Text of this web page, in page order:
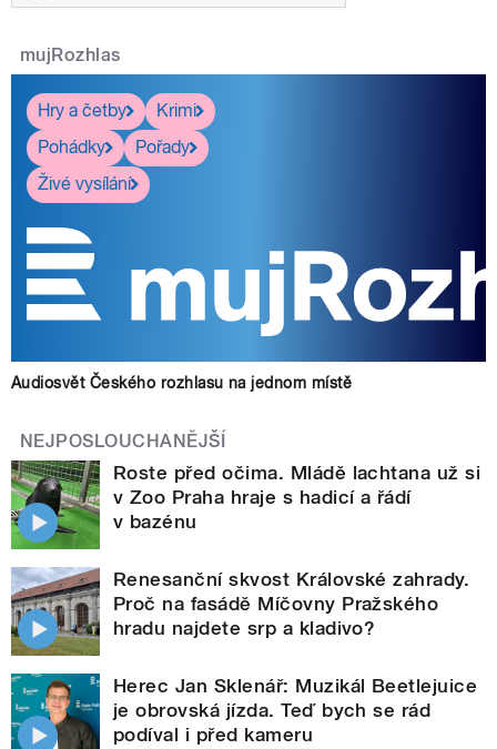
mujRozhlas
Hry a četby
Krimi
Pohádky
Pořady
Živé vysílání
Audiosvět Českého rozhlasu na jednom místě
NEJPOSLOUCHANĚJŠÍ
Roste před očima. Mládě lachtana už si
v Zoo Praha hraje s hadicí a řádí
v bazénu
Renesanční skvost Královské zahrady.
Proč na fasádě Míčovny Pražského
hradu najdete srp a kladivo?
Herec Jan Sklenář: Muzikál Beetlejuice
je obrovská jízda. Teď bych se rád
podíval i před kameru